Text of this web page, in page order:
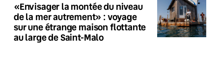
«Envisager la montée du niveau
de la mer autrement» : voyage
sur une étrange maison flottante
au large de Saint-Malo